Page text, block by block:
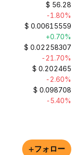
$ 56.28
-1.80%
$ 0.00615559
+0.70%
$ 0.02258307
-21.70%
$ 0.202465
-2.60%
$ 0.098708
-5.40%
+フォロー